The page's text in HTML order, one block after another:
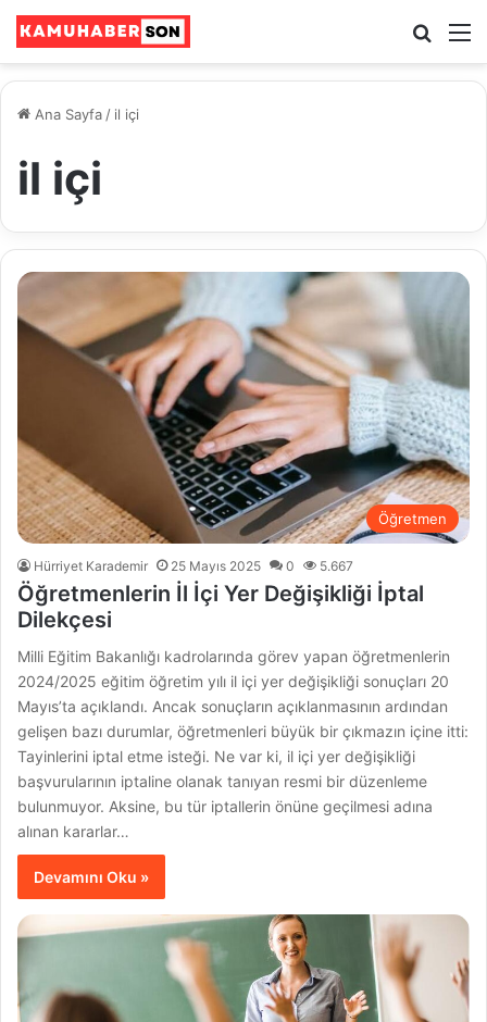
Ara
Ana Sayfa / il içi
il içi
Öğretmen
Hürriyet Karademir 25 Mayıs 2025 0 5.667
Öğretmenlerin İl İçi Yer Değişikliği İptal
Dilekçesi
Milli Eğitim Bakanlığı kadrolarında görev yapan öğretmenlerin
2024/2025 eğitim öğretim yılı il içi yer değişikliği sonuçları 20
Mayıs’ta açıklandı. Ancak sonuçların açıklanmasının ardından
gelişen bazı durumlar, öğretmenleri büyük bir çıkmazın içine itti:
Tayinlerini iptal etme isteği. Ne var ki, il içi yer değişikliği
başvurularının iptaline olanak tanıyan resmi bir düzenleme
bulunmuyor. Aksine, bu tür iptallerin önüne geçilmesi adına
alınan kararlar…
Devamını Oku »